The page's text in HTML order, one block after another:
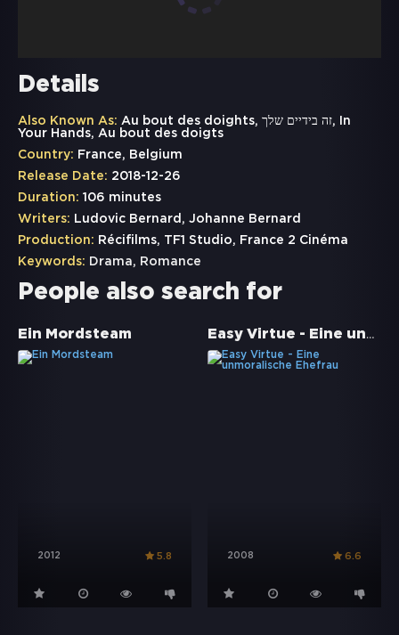
Details
Also Known As: Au bout des doights, זה בידיים שלך, In
Your Hands, Au bout des doigts
Country: France, Belgium
Release Date: 2018-12-26
Duration: 106 minutes
Writers: Ludovic Bernard, Johanne Bernard
Production: Récifilms, TF1 Studio, France 2 Cinéma
Keywords: Drama, Romance
People also search for
Ein Mordsteam
2012 5.8
Easy Virtue - Eine unmoralische Ehefrau
2008 6.6